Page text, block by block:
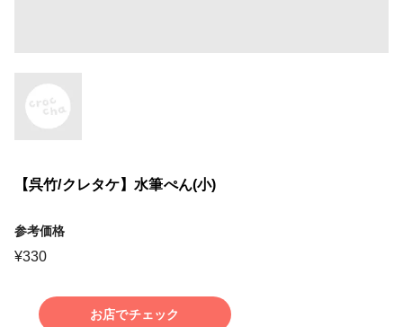
【呉竹/クレタケ】水筆ぺん(小)
参考価格
¥330
お店でチェック